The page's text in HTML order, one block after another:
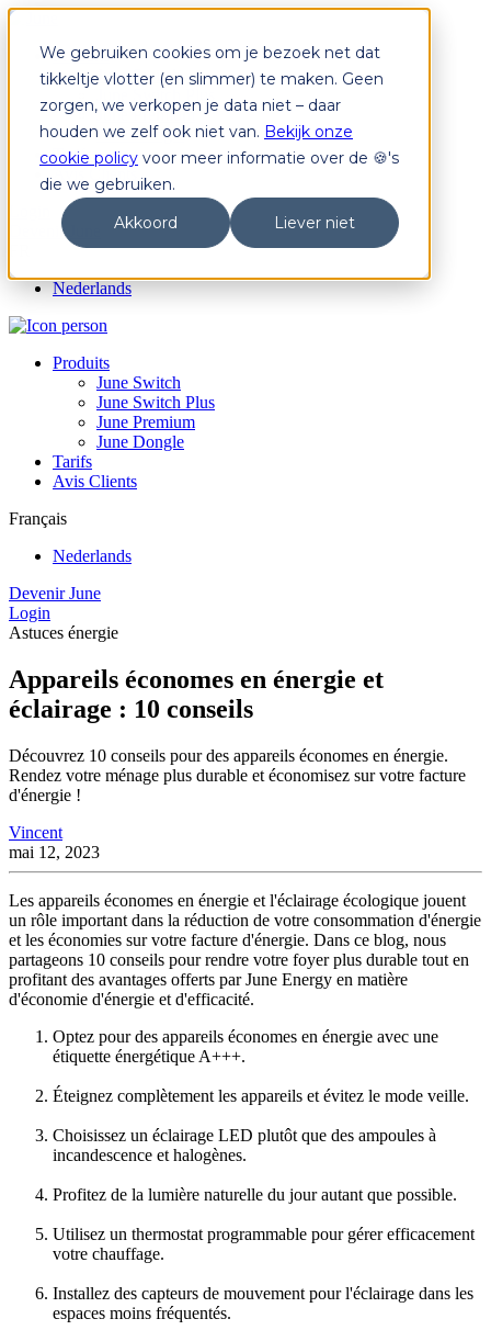
We gebruiken cookies om je bezoek net dat
tikkeltje vlotter (en slimmer) te maken. Geen
zorgen, we verkopen je data niet – daar
houden we zelf ook niet van. Bekijk onze
cookie policy voor meer informatie over de 🍪's
die we gebruiken.
Akkoord
Liever niet
Produits
June Switch
June Switch Plus
June Premium
June Dongle
Tarifs
Avis Clients
Devenir June
Nederlands
Produits
June Switch
June Switch Plus
June Premium
June Dongle
Tarifs
Avis Clients
Français
Nederlands
Devenir June
Login
Astuces énergie
Appareils économes en énergie et
éclairage : 10 conseils
Découvrez 10 conseils pour des appareils économes en énergie.
Rendez votre ménage plus durable et économisez sur votre facture
d'énergie !
Vincent
mai 12, 2023
Les appareils économes en énergie et l'éclairage écologique jouent
un rôle important dans la réduction de votre consommation d'énergie
et les économies sur votre facture d'énergie. Dans ce blog, nous
partageons 10 conseils pour rendre votre foyer plus durable tout en
profitant des avantages offerts par June Energy en matière
d'économie d'énergie et d'efficacité.
Optez pour des appareils économes en énergie avec une
étiquette énergétique A+++.
Éteignez complètement les appareils et évitez le mode veille.
Choisissez un éclairage LED plutôt que des ampoules à
incandescence et halogènes.
Profitez de la lumière naturelle du jour autant que possible.
Utilisez un thermostat programmable pour gérer efficacement
votre chauffage.
Installez des capteurs de mouvement pour l'éclairage dans les
espaces moins fréquentés.